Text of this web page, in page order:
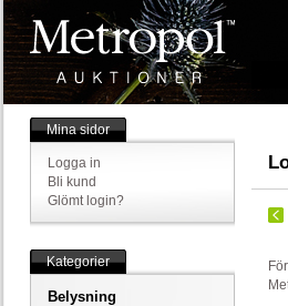
Mina sidor
Logga in
Bli kund
Glömt login?
Kategorier
Belysning